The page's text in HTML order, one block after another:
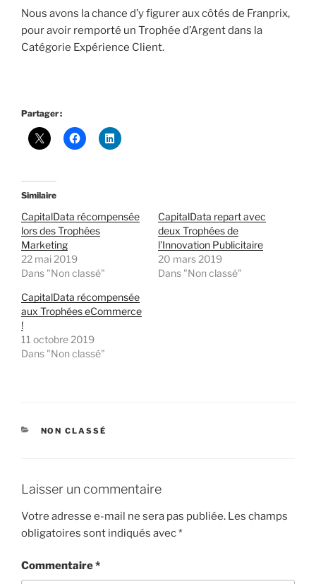
Nous avons la chance d’y figurer aux côtés de Franprix,
pour avoir remporté un Trophée d’Argent dans la
Catégorie Expérience Client.
Partager :
Similaire
CapitalData récompensée
lors des Trophées
Marketing
22 mai 2019
Dans "Non classé"
CapitalData repart avec
deux Trophées de
l’Innovation Publicitaire
20 mars 2019
Dans "Non classé"
CapitalData récompensée
aux Trophées eCommerce
!
11 octobre 2019
Dans "Non classé"
CATÉGORIES
NON CLASSÉ
Laisser un commentaire
Votre adresse e-mail ne sera pas publiée. Les champs
obligatoires sont indiqués avec*
Commentaire*